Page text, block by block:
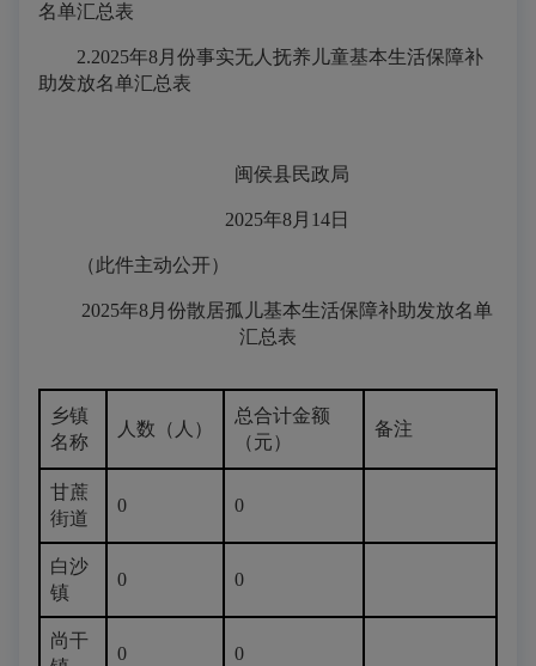
名单汇总表
2.2025年8月份事实无人抚养儿童基本生活保障补
助发放名单汇总表
闽侯县民政局
2025年8月14日
（此件主动公开）
2025年8月份散居孤儿基本生活保障补助发放名单
汇总表
乡镇
名称
人数（人）
总合计金额
（元）
备注
甘蔗
街道
0 0
白沙
镇
0 0
尚干
0 0